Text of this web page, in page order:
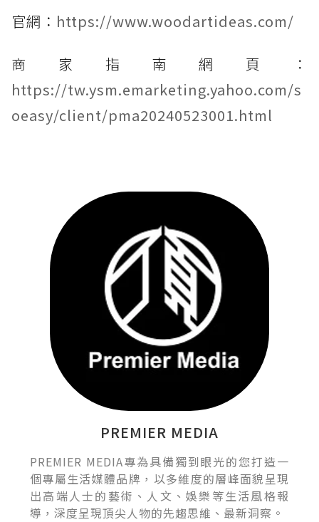
官網： https://www.woodartideas.com/
商家指南網頁：
https://tw.ysm.emarketing.yahoo.com/s
oeasy/client/pma20240523001.html
PREMIER MEDIA
PREMIER MEDIA專為具備獨到眼光的您打造一
個專屬生活媒體品牌，以多維度的層峰面貌呈現
出高端人士的藝術、人文、娛樂等生活風格報
導，深度呈現頂尖人物的先趨思維、最新洞察。